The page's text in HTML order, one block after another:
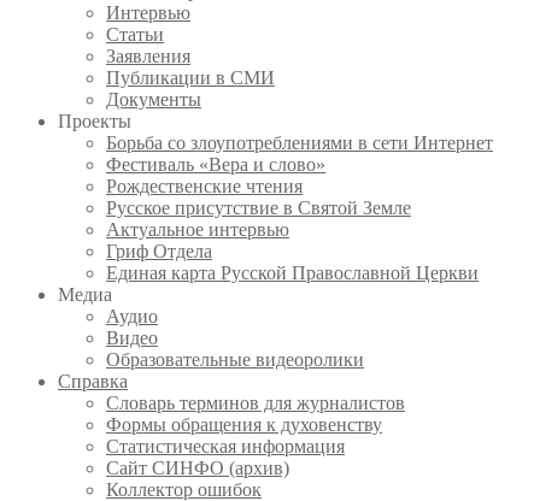
Интервью
Статьи
Заявления
Публикации в СМИ
Документы
Проекты
Борьба со злоупотреблениями в сети Интернет
Фестиваль «Вера и слово»
Рождественские чтения
Русское присутствие в Святой Земле
Актуальное интервью
Гриф Отдела
Единая карта Русской Православной Церкви
Медиа
Аудио
Видео
Образовательные видеоролики
Справка
Словарь терминов для журналистов
Формы обращения к духовенству
Статистическая информация
Сайт СИНФО (архив)
Коллектор ошибок